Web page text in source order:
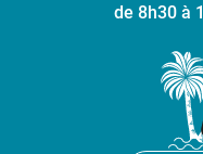
de 8h30 à